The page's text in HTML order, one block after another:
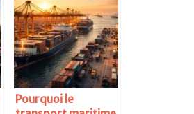
Pourquoi le